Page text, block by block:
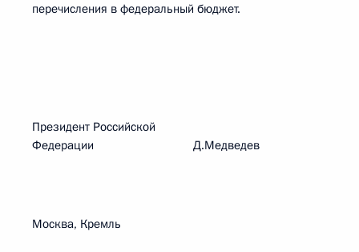
перечисления в федеральный бюджет.
Президент Российской
Федерации Д.Медведев
Москва, Кремль